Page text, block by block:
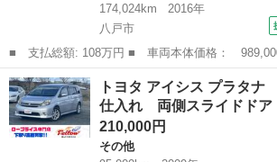
174,024km
2016年
八戸市
■ 支払総額: 108万円 ■ 車両本体価格： 989,000 円 ■ メーカー
名： トヨタ ■ 車種名： タウンエースバン ■
Ｌ ４ＷＤ ＡＴ キーレス リヤヒーター Ｃ
接続 パワステ...
青森 八戸市 その他
トヨタ アイシス プラタ
仕入れ 両側スライドド
210,000円
その他